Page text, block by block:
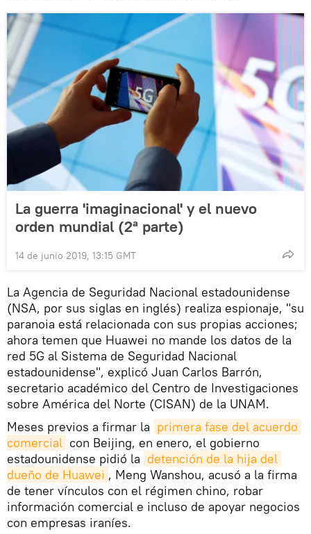
La guerra 'imaginacional' y el nuevo
orden mundial (2ª parte)
14 de junio 2019, 13:15 GMT
La Agencia de Seguridad Nacional estadounidense
(NSA, por sus siglas en inglés) realiza espionaje, "su
paranoia está relacionada con sus propias acciones;
ahora temen que Huawei no mande los datos de la
red 5G al Sistema de Seguridad Nacional
estadounidense", explicó Juan Carlos Barrón,
secretario académico del Centro de Investigaciones
sobre América del Norte (CISAN) de la UNAM.
Meses previos a firmar la primera fase del acuerdo
comercial con Beijing, en enero, el gobierno
estadounidense pidió la detención de la hija del
dueño de Huawei , Meng Wanshou, acusó a la firma
de tener vínculos con el régimen chino, robar
información comercial e incluso de apoyar negocios
con empresas iraníes.